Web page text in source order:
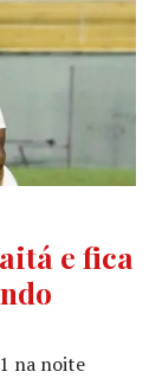
e fica
na noite